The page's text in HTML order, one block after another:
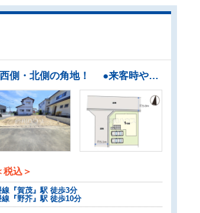
●暮らしの質を高める住空間。ZEH水準の快適住宅 ●開放感のある、西側・北側の角地！ ●来客時や駐輪スペースとしても利用可能な並列カースペース2台可（車種による） ●収納力豊富なウォークインクローゼットで、バッグや小物類も片付きます ●浴室は換気・乾燥・暖房機付きで、入浴前も入浴後も快適です ●ビルトイン食洗機を標準完備し、家事時間が短縮できます
税込＞
『賀茂』駅 徒歩3分
『野芥』駅 徒歩10分